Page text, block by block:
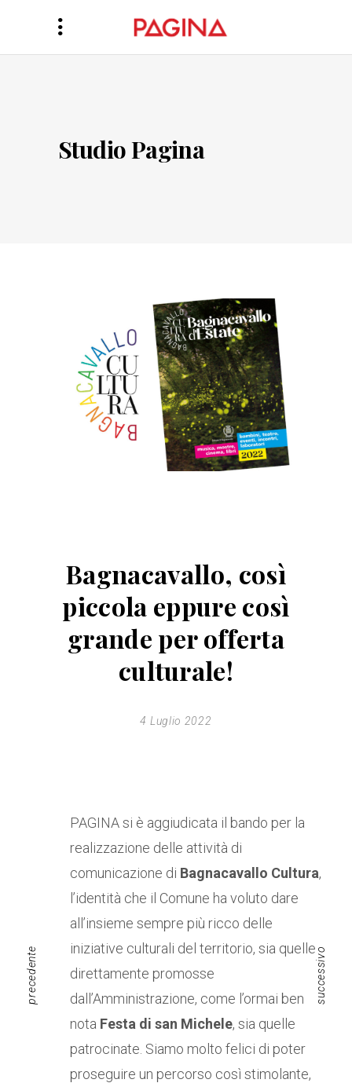
Studio Pagina
Bagnacavallo, così
piccola eppure così
grande per offerta
culturale!
4 Luglio 2022
PAGINA si è aggiudicata il bando per la
realizzazione delle attività di
comunicazione di Bagnacavallo Cultura,
l’identità che il Comune ha voluto dare
all’insieme sempre più ricco delle
iniziative culturali del territorio, sia quelle
direttamente promosse
dall’Amministrazione, come l’ormai ben
nota Festa di san Michele, sia quelle
patrocinate. Siamo molto felici di poter
proseguire un percorso così stimolante,
precedente successivo